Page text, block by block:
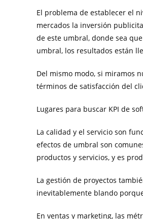
El problema de establecer el
mercados la inversión
de este umbral, donde sea
umbral, los resultados están
Del mismo modo, si miramos
términos de satisfacción del
Lugares para buscar KPI de
La calidad y el servicio son
efectos de umbral son
productos y servicios, y es
La gestión de proyectos
inevitablemente blando
En ventas y marketing, las